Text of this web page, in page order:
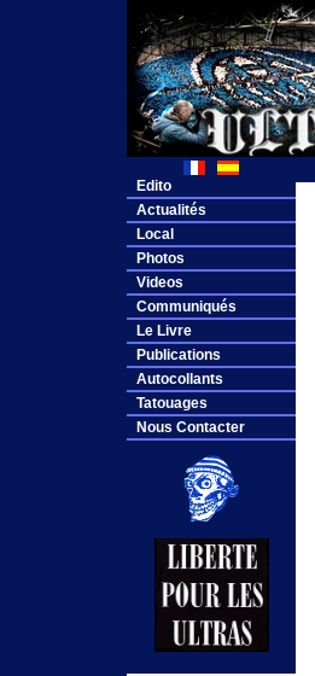
Edito
Actualités
Local
Photos
Videos
Communiqués
Le Livre
Publications
Autocollants
Tatouages
Nous Contacter